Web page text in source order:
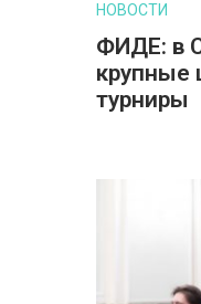
НОВОСТИ
ФИДЕ: в
крупные
турниры